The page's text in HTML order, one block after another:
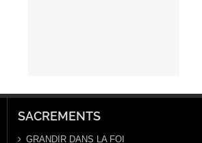
SACREMENTS
GRANDIR DANS LA FOI